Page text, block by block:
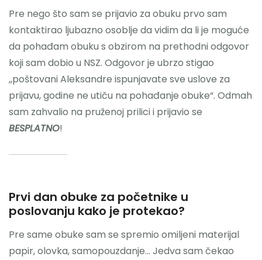
Pre nego što sam se prijavio za obuku prvo sam
kontaktirao ljubazno osoblje da vidim da li je moguće
da pohađam obuku s obzirom na prethodni odgovor
koji sam dobio u NSZ. Odgovor je ubrzo stigao
,,poštovani Aleksandre ispunjavate sve uslove za
prijavu, godine ne utiču na pohađanje obuke“. Odmah
sam zahvalio na pruženoj prilici i prijavio se
BESPLATNO!
Prvi dan obuke za početnike u
poslovanju kako je protekao?
Pre same obuke sam se spremio omiljeni materijal
papir, olovka, samopouzdanje… Jedva sam čekao